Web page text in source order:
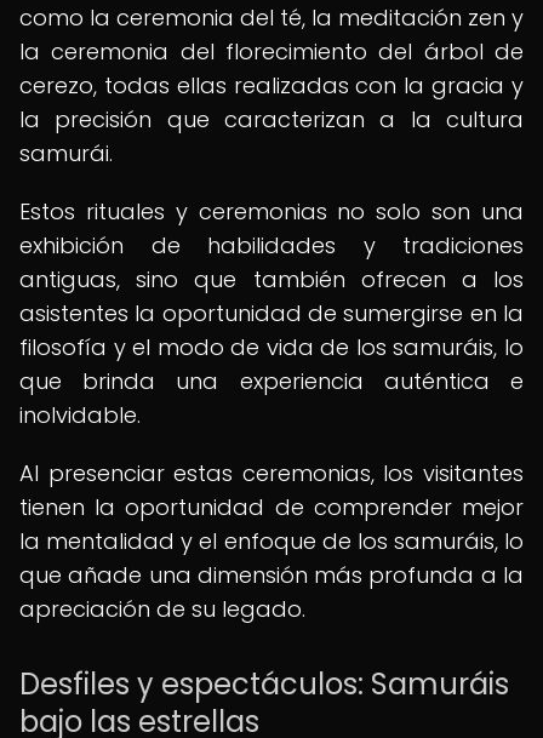
como la ceremonia del té, la meditación zen y
la ceremonia del florecimiento del árbol de
cerezo, todas ellas realizadas con la gracia y
la precisión que caracterizan a la cultura
samurái.
Estos rituales y ceremonias no solo son una
exhibición de habilidades y tradiciones
antiguas, sino que también ofrecen a los
asistentes la oportunidad de sumergirse en la
filosofía y el modo de vida de los samuráis, lo
que brinda una experiencia auténtica e
inolvidable.
Al presenciar estas ceremonias, los visitantes
tienen la oportunidad de comprender mejor
la mentalidad y el enfoque de los samuráis, lo
que añade una dimensión más profunda a la
apreciación de su legado.
Desfiles y espectáculos: Samuráis
bajo las estrellas